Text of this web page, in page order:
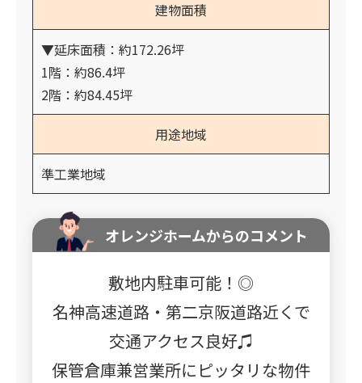
建物面積
▼延床面積：約172.26坪
1階：約86.4坪
2階：約84.45坪
用途地域
準工業地域
オレンジホームからのコメント
敷地内駐車可能！◎
名神高速道路・第二京阪道路近くで
交通アクセス良好♫
保管倉庫兼営業所にピッタリな物件